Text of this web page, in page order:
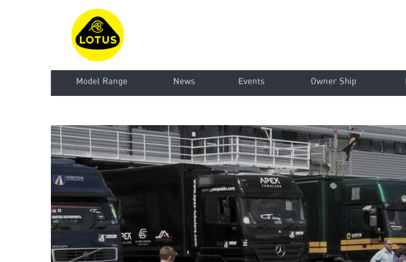
Model Range News Events Owner Ship